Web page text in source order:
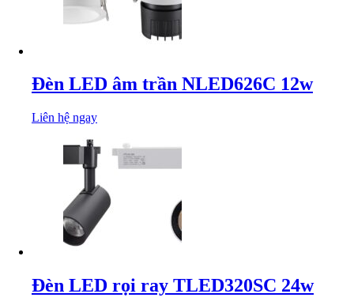
Đèn LED âm trần NLED626C 12w
Liên hệ ngay
Đèn LED rọi ray TLED320SC 24w